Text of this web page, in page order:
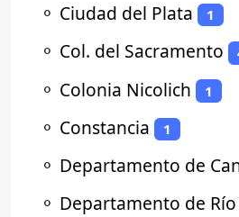
⚬ Ciudad del Plata 1
⚬ Col. del Sacramento
⚬ Colonia Nicolich 1
⚬ Constancia 1
⚬ Departamento de
⚬ Departamento de